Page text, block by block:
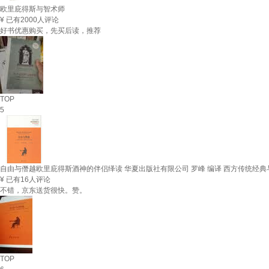
欧里庇得斯与智术师
¥ 已有2000人评论
好书优惠购买，先买后读，推荐
TOP
5
自由与僭越欧里庇得斯酒神的伴侣绎读 华夏出版社有限公司 罗峰 编译 西方传统经典
¥ 已有16人评论
不错，京东送货很快。赞。
TOP